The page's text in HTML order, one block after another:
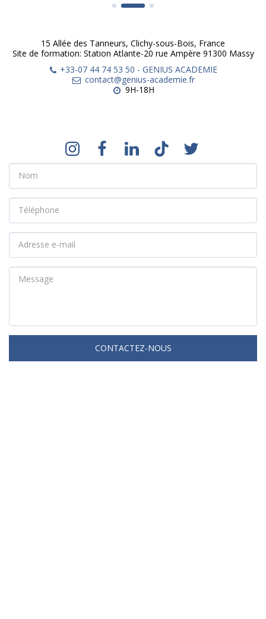
15 Allée des Tanneurs, Clichy-sous-Bois, France
Site de formation: Station Atlante-20 rue Ampère 91300 Massy
+33-07 44 74 53 50 - GENIUS ACADEMIE
contact@genius-academie.fr
9H-18H
CONTACTEZ-NOUS